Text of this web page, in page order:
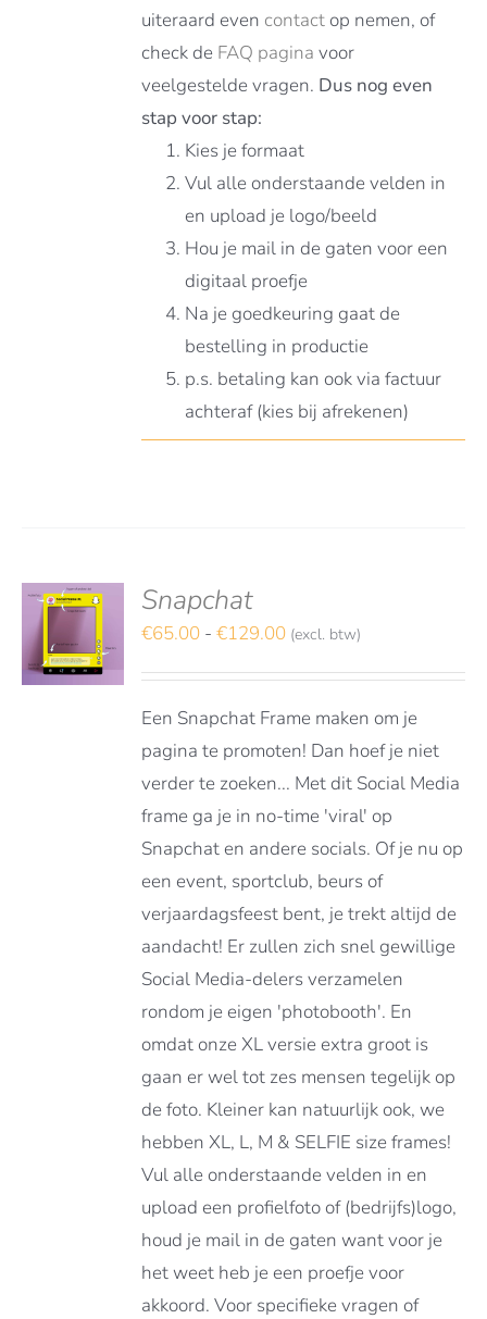
uiteraard even contactop nemen, of
check de FAQ pagina voor
veelgestelde vragen. Dus nog even
stap voor stap:
Kies je formaat
Vul alle onderstaande velden in
en upload je logo/beeld
Hou je mail in de gaten voor een
digitaal proefje
Na je goedkeuring gaat de
bestelling in productie
p.s. betaling kan ook via factuur
achteraf (kies bij afrekenen)
Snapchat
€65.00 - €129.00Prijsklasse:
€129.00
(excl. btw)
Een Snapchat Frame maken om je
pagina te promoten! Dan hoef je niet
verder te zoeken... Met dit Social Media
frame ga je in no-time 'viral' op
Snapchat en andere socials. Of je nu op
een event, sportclub, beurs of
verjaardagsfeest bent, je trekt altijd de
aandacht! Er zullen zich snel gewillige
Social Media-delers verzamelen
rondom je eigen 'photobooth'. En
omdat onze XL versie extra groot is
gaan er wel tot zes mensen tegelijk op
de foto. Kleiner kan natuurlijk ook, we
hebben XL, L, M & SELFIE size frames!
Vul alle onderstaande velden in en
upload een profielfoto of (bedrijfs)logo,
houd je mail in de gaten want voor je
het weet heb je een proefje voor
akkoord. Voor specifieke vragen of